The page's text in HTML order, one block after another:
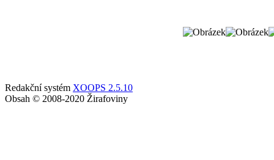
Redakční systém XOOPS 2.5.10
Obsah © 2008-2020 Žirafoviny